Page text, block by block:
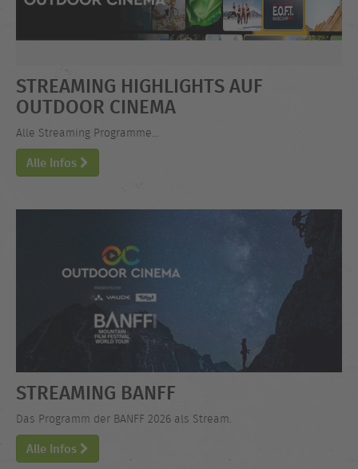
STREAMING HIGHLIGHTS AUF
OUTDOOR CINEMA
Alle Streaming Programme...
Alle Infos
STREAMING BANFF
Das Programm der BANFF 2026 als Stream.
Alle Infos